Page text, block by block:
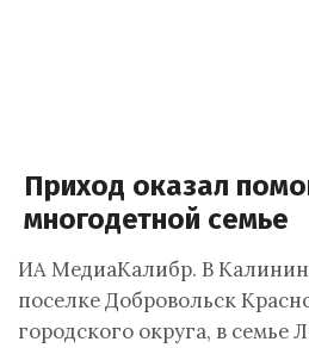
Приход оказал
многодетной семье
ИА МедиаКалибр. В
поселке Добровольск
городского округа, в семье